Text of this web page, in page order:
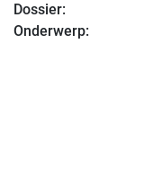
Dossier:
Onderwerp: